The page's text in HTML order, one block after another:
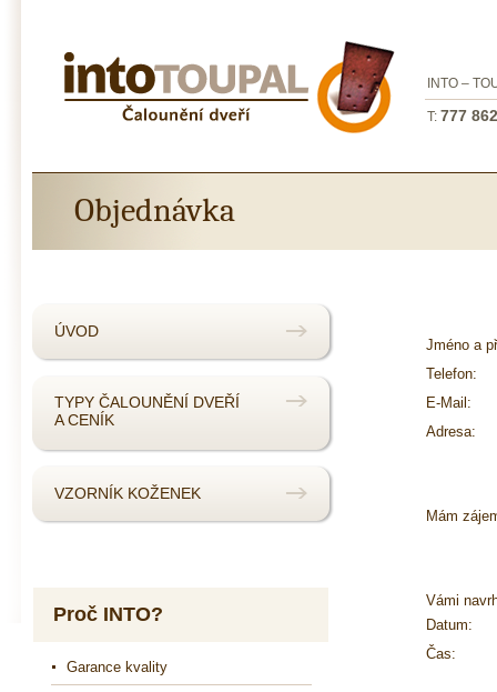
INTO –
T: 777
Objednávka
Jméno a
Telefon:
E-Mail:
Adresa:
Mám
Vámi
Datum:
Čas:
ÚVOD
TYPY ČALOUNĚNÍ DVEŘÍ
A CENÍK
VZORNÍK KOŽENEK
Proč INTO?
Garance kvality